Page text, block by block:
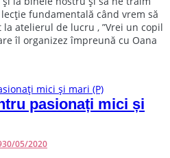
fundamentală când vrem să
atelierul de lucru , ”Vrei un copil
îl organizez împreună cu Oana
pasionați mici și
30/05/2020